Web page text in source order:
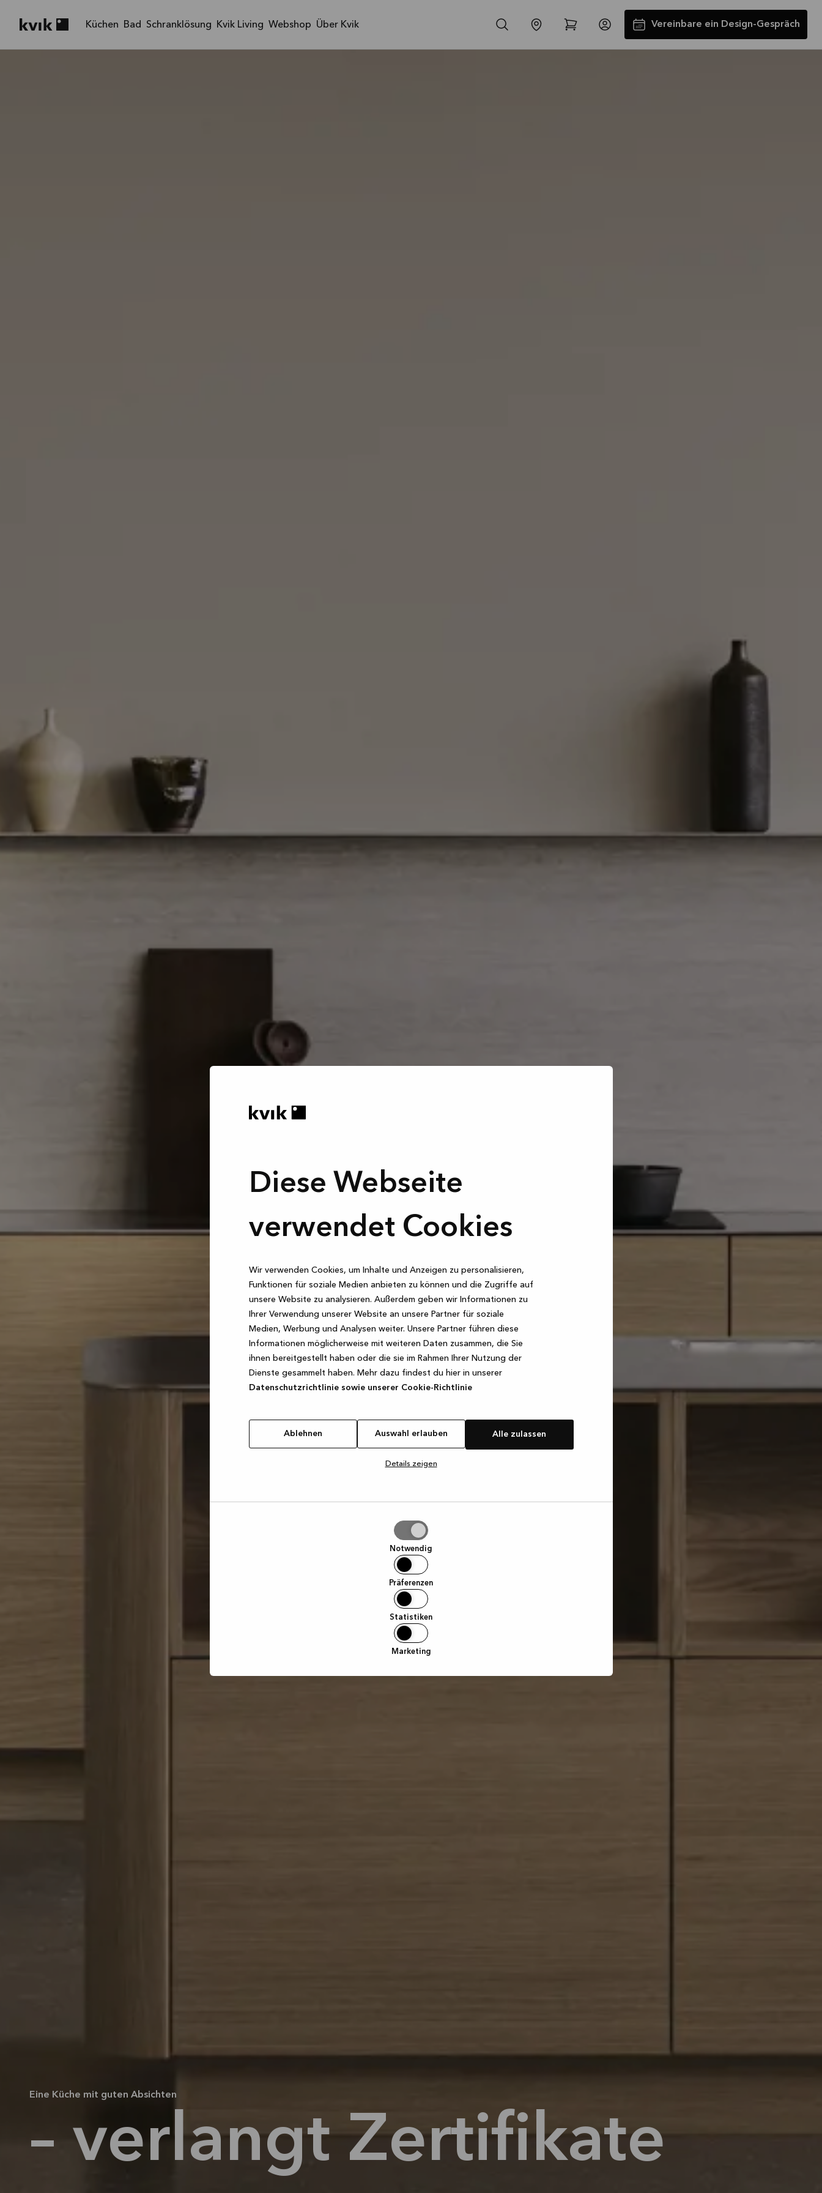
Diese Webseite
verwendet Cookies
Wir verwenden Cookies, um Inhalte und Anzeigen zu personalisieren,
Funktionen für soziale Medien anbieten zu können und die Zugriffe auf
unsere Website zu analysieren. Außerdem geben wir Informationen zu
Ihrer Verwendung unserer Website an unsere Partner für soziale
Medien, Werbung und Analysen weiter. Unsere Partner führen diese
Informationen möglicherweise mit weiteren Daten zusammen, die Sie
ihnen bereitgestellt haben oder die sie im Rahmen Ihrer Nutzung der
Dienste gesammelt haben. Mehr dazu findest du hier in unserer
Datenschutzrichtlinie sowie unserer Cookie-Richtlinie
Ablehnen Auswahl erlauben Alle zulassen
Details zeigen
Notwendig
Präferenzen
Statistiken
Marketing
Küchen Bad Schranklösung Kvik Living Webshop Über Kvik Vereinbare ein Design-Gespräch
Eine Küche mit guten Absichten
– verlangt Zertifikate